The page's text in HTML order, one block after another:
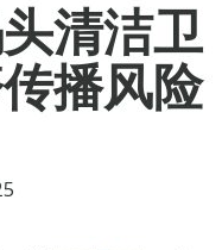
清洁卫
播风险